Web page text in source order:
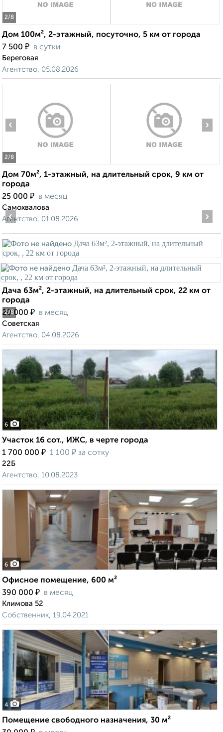
2/8
Дом 100м², 2-этажный, посуточно, 5 км от города
7 500 ₽ в сутки
Береговая
Агентство, 05.08.2026
2/8
‹ ›
Дом 70м², 1-этажный, на длительный срок, 9 км от
города
25 000 ₽ в месяц
Самохвалова
Агентство, 01.08.2026
2/8
‹ ›
Дача 63м², 2-этажный, на длительный срок, 22 км от
города
20 000 ₽ в месяц
Советская
Агентство, 04.08.2026
6
Участок 16 сот., ИЖС, в черте города
1 700 000 ₽ 1 100 ₽ за сотку
22Б
Агентство, 10.08.2023
6
Офисное помещение, 600 м²
390 000 ₽ в месяц
Климова 52
Собственник, 19.04.2021
4
Помещение свободного назначения, 30 м²